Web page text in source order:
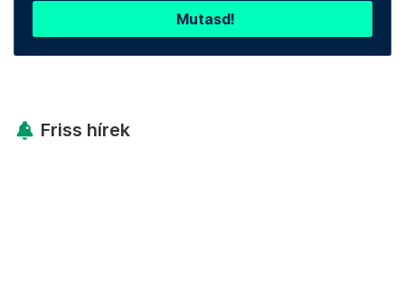
Mutasd!
Friss hírek